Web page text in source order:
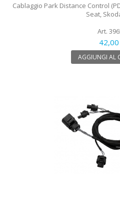
Cablaggio Park Distance Control
Seat,
Art.
AGGIUNGI AL